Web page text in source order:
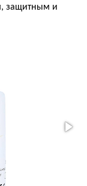
защитным и